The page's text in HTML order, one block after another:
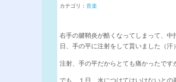
カテゴリ：音楽
右手の腱鞘炎が酷くなってしまって、
日、手の平に注射をして貰いました（汗）
注射、手の平だからとても痛かったです
でも、１日、水につけてはいけないとの